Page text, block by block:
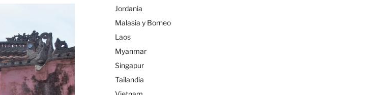
Jordania
Malasia y Borneo
Laos
Myanmar
Singapur
Tailandia